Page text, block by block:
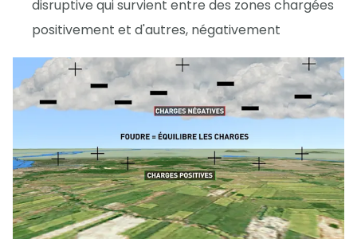
disruptive qui survient entre des zones chargées
positivement et d'autres, négativement